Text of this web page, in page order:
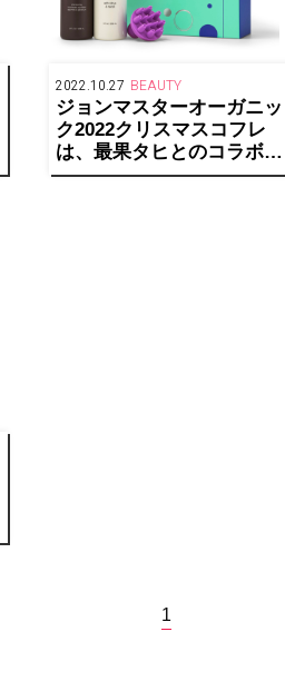
2022.10.27 BEAUTY
ジョンマスターオーガニッ
ク2022クリスマスコフレ
は、最果タヒとのコラボボ
ックスが登場
1